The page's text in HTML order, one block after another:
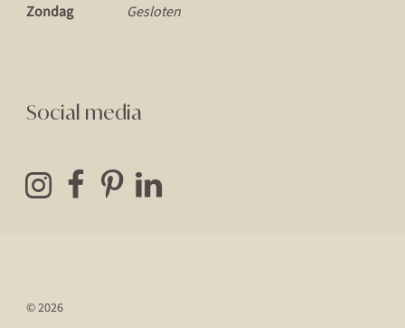
Zondag
Gesloten
Social media
© 2026